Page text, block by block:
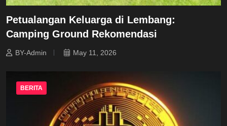
Petualangan Keluarga di Lembang:
Camping Ground Rekomendasi
BY-Admin May 11, 2026
BERITA